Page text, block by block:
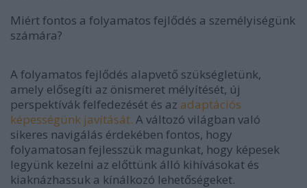
Miért fontos a folyamatos fejlődés a személyiségünk
számára?
A folyamatos fejlődés alapvető szükségletünk,
amely elősegíti az önismeret mélyítését, új
perspektívák felfedezését és az adaptációs
képességünk javítását. A változó világban való
sikeres navigálás érdekében fontos, hogy
folyamatosan fejlesszük magunkat, hogy képesek
legyünk kezelni az előttünk álló kihívásokat és
kiaknázhassuk a kínálkozó lehetőségeket.